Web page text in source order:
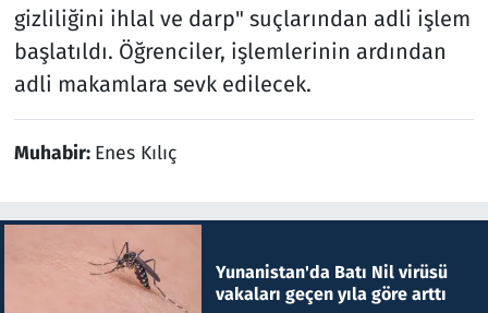
gizliliğini ihlal ve darp" suçlarından adli işlem
başlatıldı. Öğrenciler, işlemlerinin ardından
adli makamlara sevk edilecek.
Muhabir: Enes Kılıç
Yunanistan'da Batı Nil virüsü
vakaları geçen yıla göre arttı